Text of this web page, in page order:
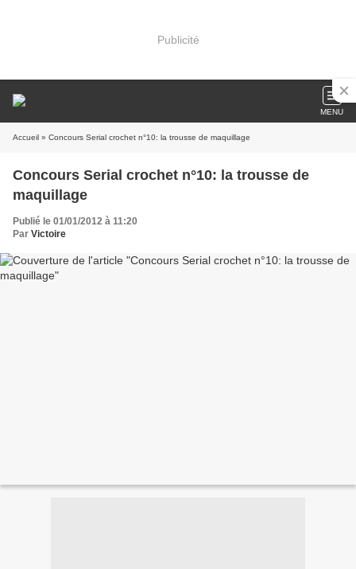
Publicité
MENU
Accueil » Concours Serial crochet n°10: la trousse de maquillage
Concours Serial crochet n°10: la trousse de
maquillage
Publié le 01/01/2012 à 11:20
Par Victoire